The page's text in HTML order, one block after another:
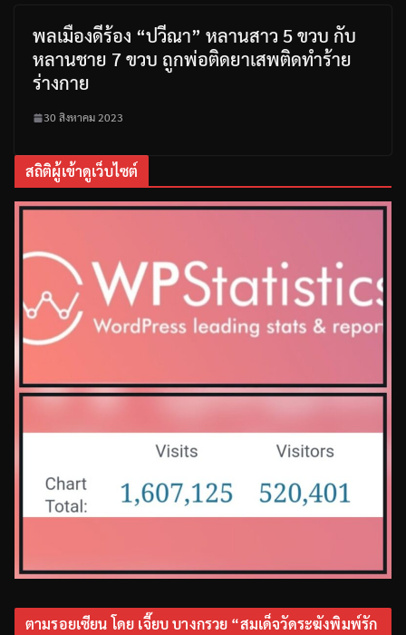
พลเมืองดีร้อง “ปวีณา” หลานสาว 5 ขวบ กับ
หลานชาย 7 ขวบ ถูกพ่อติดยาเสพติดทำร้าย
ร่างกาย
30 สิงหาคม 2023
สถิติผู้เข้าดูเว็บไซต์
ตามรอยเซียน โดย เจี๊ยบ บางกรวย “สมเด็จวัดระฆังพิมพ์รัก